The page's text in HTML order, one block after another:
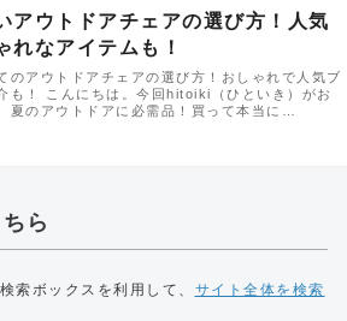
アウトドアチェアの選び方！人気
れなアイテムも！
のアウトドアチェアの選び方！おしゃれで人気ブ
も！ こんにちは。今回hitoiki（ひといき）がお
夏のアウトドアに必需品！買って本当に…
ら
索ボックスを利用して、 サイト全体を検索